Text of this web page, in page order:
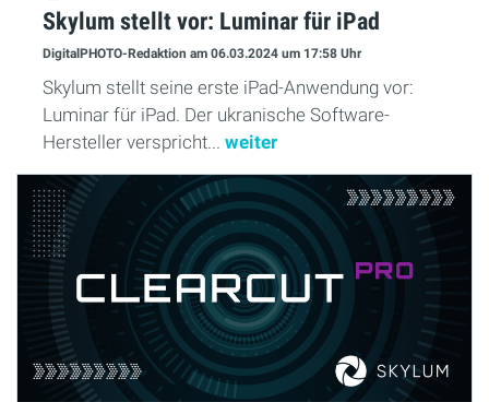
Skylum stellt vor: Luminar für iPad
DigitalPHOTO-Redaktion am 06.03.2024 um 17:58 Uhr
Skylum stellt seine erste iPad-Anwendung vor:
Luminar für iPad. Der ukranische Software-
Hersteller verspricht... weiter